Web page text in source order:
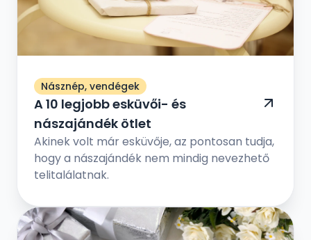
Násznép, vendégek
A 10 legjobb esküvői- és
nászajándék ötlet
Akinek volt már esküvője, az pontosan tudja,
hogy a nászajándék nem mindig nevezhető
telitalálatnak.